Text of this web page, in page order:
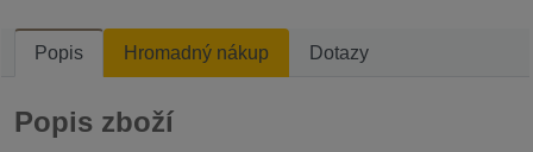
Popis Hromadný nákup Dotazy
Popis zboží